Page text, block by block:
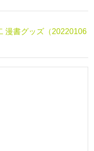
漫書グッズ（20220106